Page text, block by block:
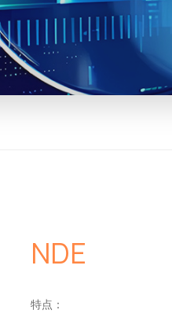
NDE
特点：